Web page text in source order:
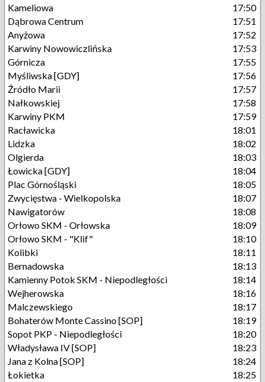
Kameliowa
17:50
Dąbrowa Centrum
17:51
Anyżowa
17:52
Karwiny Nowowiczlińska
17:53
Górnicza
17:55
Myśliwska [GDY]
17:56
Źródło Marii
17:57
Nałkowskiej
17:58
Karwiny PKM
17:59
Racławicka
18:01
Lidzka
18:02
Olgierda
18:03
Łowicka [GDY]
18:04
Plac Górnośląski
18:05
Zwycięstwa - Wielkopolska
18:07
Nawigatorów
18:08
Orłowo SKM - Orłowska
18:09
Orłowo SKM - "Klif"
18:10
Kolibki
18:11
Bernadowska
18:13
Kamienny Potok SKM - Niepodległości
18:14
Wejherowska
18:16
Malczewskiego
18:17
Bohaterów Monte Cassino [SOP]
18:19
Sopot PKP - Niepodległości
18:20
Władysława IV [SOP]
18:23
Jana z Kolna [SOP]
18:24
Łokietka
18:25